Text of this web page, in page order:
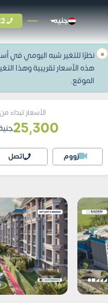
جنيه
× نظرًا للتغير شبه اليومي في
هذه الأسعار تقريبية وهذا
الموقع.
الأسعار تبداء من
25,300
زووم اتصل